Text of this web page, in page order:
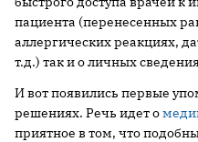
пациента (перенесенных
аллергических реакциях,
т.д.) так и о личных
И вот появились первые
решениях. Речь идет о
приятное в том, что